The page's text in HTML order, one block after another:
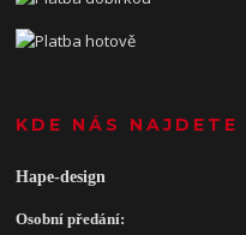
KDE NÁS NAJDETE
Hape-design
Osobní předání: